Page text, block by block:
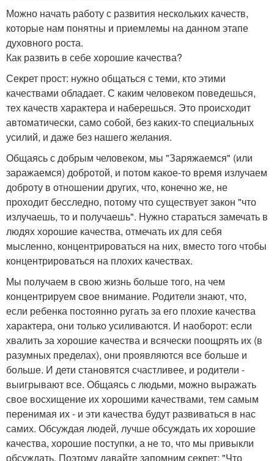
Можно начать работу с развития нескольких качеств,
которые нам понятны и приемлемы на данном этапе
духовного роста.
Как развить в себе хорошие качества?
Секрет прост: нужно общаться с теми, кто этими
качествами обладает. С каким человеком поведешься,
тех качеств характера и наберешься. Это происходит
автоматически, само собой, без каких-то специальных
усилий, и даже без нашего желания.
Общаясь с добрым человеком, мы "Заряжаемся" (или
заражаемся) добротой, и потом какое-то время излучаем
доброту в отношении других, что, конечно же, не
проходит бесследно, потому что существует закон "что
излучаешь, то и получаешь". Нужно стараться замечать в
людях хорошие качества, отмечать их для себя
мысленно, концентрироваться на них, вместо того чтобы
концентрироваться на плохих качествах.
Мы получаем в свою жизнь больше того, на чем
концентрируем свое внимание. Родители знают, что,
если ребенка постоянно ругать за его плохие качества
характера, они только усиливаются. И наоборот: если
хвалить за хорошие качества и всячески поощрять их (в
разумных пределах), они проявляются все больше и
больше. И дети становятся счастливее, и родители -
выигрывают все. Общаясь с людьми, можно выражать
свое восхищение их хорошими качествами, тем самым
перенимая их - и эти качества будут развиваться в нас
самих. Обсуждая людей, лучше обсуждать их хорошие
качества, хорошие поступки, а не то, что мы привыкли
обсуждать. Поэтому давайте запомним секрет: "Что